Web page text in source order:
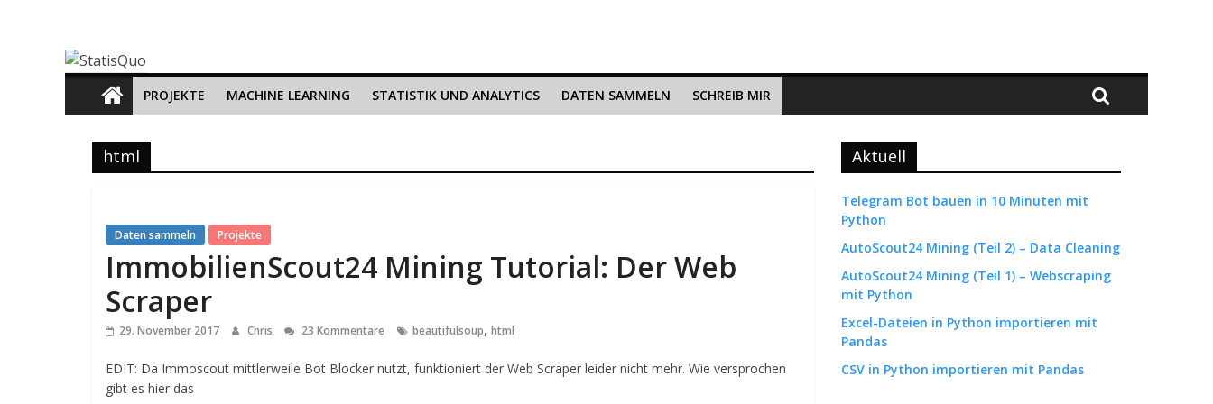
springen
StatisQuo
Data
Science
Machine
Learning
PROJEKTE MACHINE LEARNING STATISTIK UND ANALYTICS DATEN SAMMELN SCHREIB MIR
html
Daten sammeln Projekte
ImmobilienScout24 Mining Tutorial: Der Web
Scraper
29. November 2017 Chris 23 Kommentare beautifulsoup, html
EDIT: Da Immoscout mittlerweile Bot Blocker nutzt, funktioniert der Web Scraper leider nicht mehr. Wie versprochen
gibt es hier das
Aktuell
Telegram Bot bauen in 10 Minuten mit
Python
AutoScout24 Mining (Teil 2) – Data Cleaning
AutoScout24 Mining (Teil 1) – Webscraping
mit Python
Excel-Dateien in Python importieren mit
Pandas
CSV in Python importieren mit Pandas